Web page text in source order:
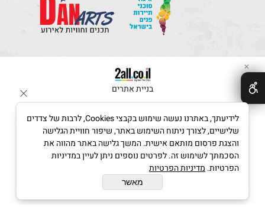
בניית אתרים
✕
לידיעתך, באתרנו נעשה שימוש בקבצי Cookies, לרבות של צדדים
שלישיים, לצורך ניתוח השימוש באתר, שיפור חוויית הגלישה
והצגת פרסום מותאם אישית. המשך גלישה באתר מהווה את
הסכמתך לשימוש זה. לפרטים נוספים ניתן לעיין במדיניות
הפרטיות. מדיניות הפרטיות
מאשר